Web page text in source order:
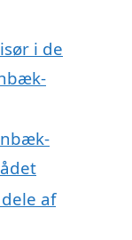
i de
af